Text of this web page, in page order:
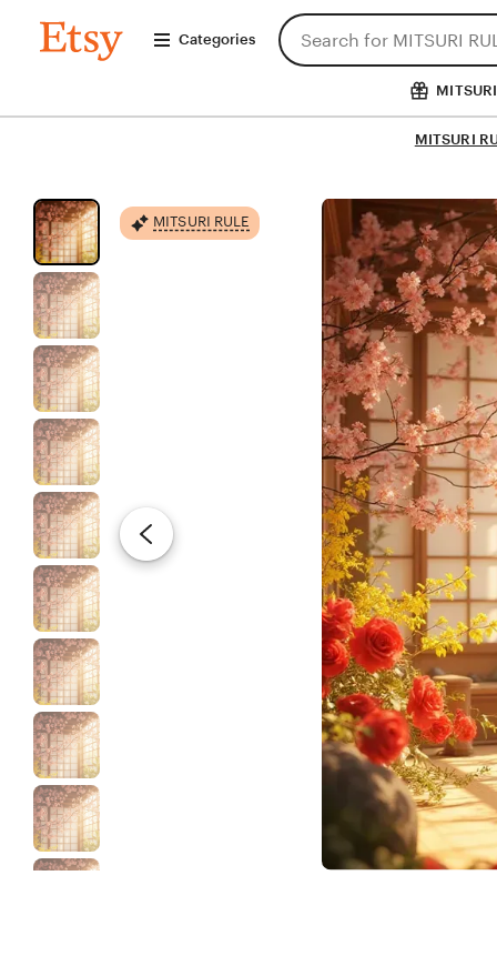
MITSURI
RULE
Categories
Search
for
items
shops
MITSURI
MITSURI RULE